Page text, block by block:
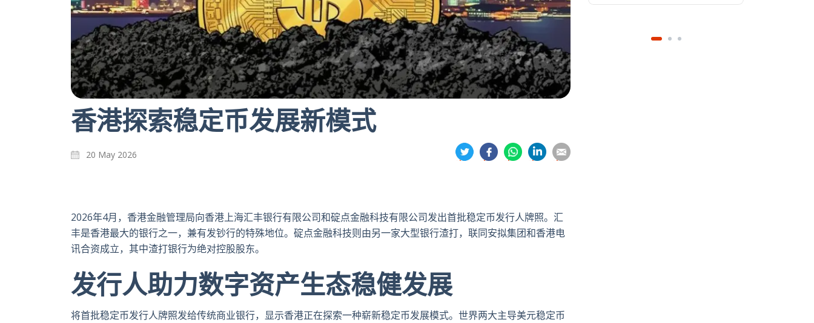
香港探索稳定币发展新模式
20 May 2026
分
享
分
享
分
享
享
享
2026年4月，香港金融管理局向香港上海汇丰银行有限公司和碇点金融科技有限公司发出首批稳定币发行人牌照。汇
丰是香港最大的银行之一，兼有发钞行的特殊地位。碇点金融科技则由另一家大型银行渣打，联同安拟集团和香港电
讯合资成立，其中渣打银行为绝对控股股东。
发行人助力数字资产生态稳健发展
将首批稳定币发行人牌照发给传统商业银行，显示香港正在探索一种崭新稳定币发展模式。世界两大主导美元稳定币